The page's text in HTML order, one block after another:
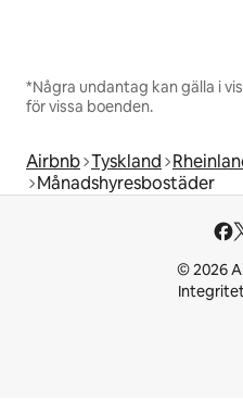
*Några undantag kan gälla i
för vissa boenden.
Airbnb Tyskland
Månadshyresbostäder
© 2026